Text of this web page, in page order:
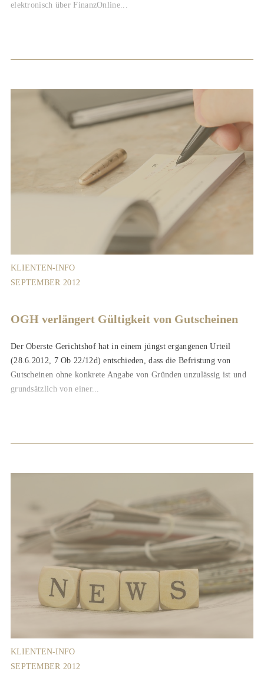
elektronisch über FinanzOnline...
KLIENTEN-INFO
SEPTEMBER 2012
OGH verlängert Gültigkeit von Gutscheinen
Der Oberste Gerichtshof hat in einem jüngst ergangenen Urteil
(28.6.2012, 7 Ob 22/12d) entschieden, dass die Befristung von
Gutscheinen ohne konkrete Angabe von Gründen unzulässig ist und
grundsätzlich von einer...
KLIENTEN-INFO
SEPTEMBER 2012